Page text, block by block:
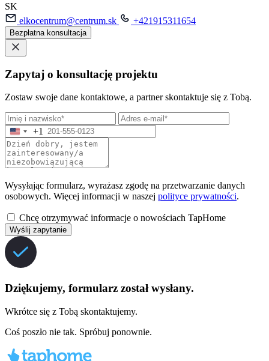
SK
elkocentrum@centrum.sk
+421915311654
Bezpłatna konsultacja
Zapytaj o konsultację projektu
Zostaw swoje dane kontaktowe, a partner skontaktuje się z Tobą.
+1
Wysyłając formularz, wyrażasz zgodę na przetwarzanie danych
osobowych. Więcej informacji w naszej polityce prywatności.
Chcę otrzymywać informacje o nowościach TapHome
Wyślij zapytanie
Dziękujemy, formularz został wysłany.
Wkrótce się z Tobą skontaktujemy.
Coś poszło nie tak. Spróbuj ponownie.